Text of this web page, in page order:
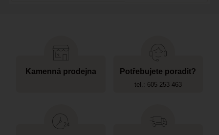
Kamenná prodejna Potřebujete poradit?
tel.: 605 253 463